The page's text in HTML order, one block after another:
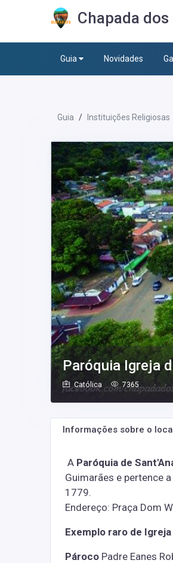
Chapada
Guia Novidades
Guia Instituições Religiosas
Paróquia Igreja
Católica 7365
Informações sobre o
A Paróquia de
Guimarães e pertence
1779.
Endereço: Praça Dom
Exemplo raro de
Pároco Padre Eanes